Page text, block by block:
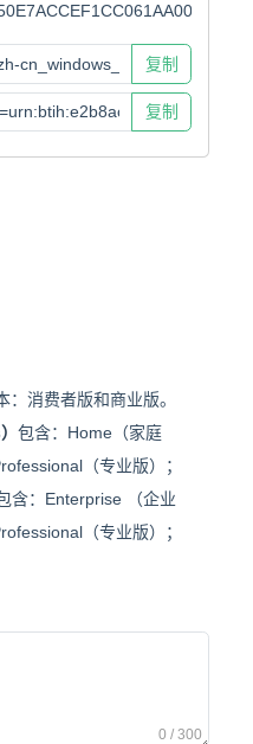
复制
复制
消费者版和商业版。
包含：Home（家庭
（专业版）；
含：Enterprise （企业
（专业版）；
0 / 300